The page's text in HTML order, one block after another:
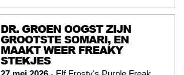
DR. GROEN OOGST ZIJN
GROOTSTE SOMARI, EN
MAAKT WEER FREAKY
STEKJES